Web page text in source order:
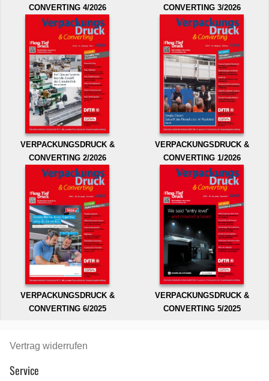
CONVERTING 4/2026
CONVERTING 3/2026
VERPACKUNGSDRUCK &
CONVERTING 2/2026
VERPACKUNGSDRUCK &
CONVERTING 1/2026
VERPACKUNGSDRUCK &
CONVERTING 6/2025
VERPACKUNGSDRUCK &
CONVERTING 5/2025
Vertrag widerrufen
Service